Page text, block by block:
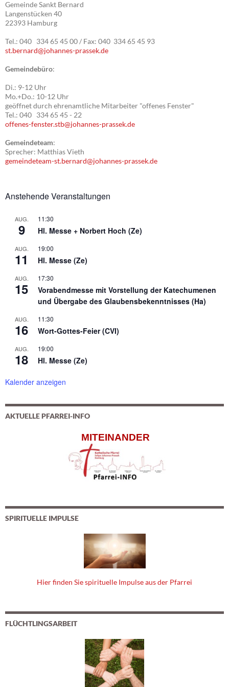
Gemeinde Sankt Bernard
Langenstücken 40
22393 Hamburg
Tel.: 040 334 65 45 00 / Fax: 040 334 65 45 93
st.bernard@johannes-prassek.de
Gemeindebüro:
Di.: 9-12 Uhr
Mo.+Do.: 10-12 Uhr
geöffnet durch ehrenamtliche Mitarbeiter "offenes Fenster"
Tel.: 040 334 65 45 - 22
offenes-fenster.stb@johannes-prassek.de
Gemeindeteam:
Sprecher: Matthias Vieth
gemeindeteam-st.bernard@johannes-prassek.de
Anstehende Veranstaltungen
AUG.
9
11:30
Hl. Messe + Norbert Hoch (Ze)
AUG.
11
19:00
Hl. Messe (Ze)
AUG.
15
17:30
Vorabendmesse mit Vorstellung der Katechumenen
und Übergabe des Glaubensbekenntnisses (Ha)
AUG.
16
11:30
Wort-Gottes-Feier (CVI)
AUG.
18
19:00
Hl. Messe (Ze)
Kalender anzeigen
AKTUELLE PFARREI-INFO
MITEINANDER
SPIRITUELLE IMPULSE
Hier finden Sie spirituelle Impulse aus der Pfarrei
FLÜCHTLINGSARBEIT